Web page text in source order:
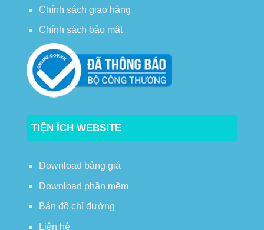
Chính sách giao hàng
Chính sách bảo mật
TIỆN ÍCH WEBSITE
Download bảng giá
Download phần mềm
Bản đồ chỉ đường
Liên hệ